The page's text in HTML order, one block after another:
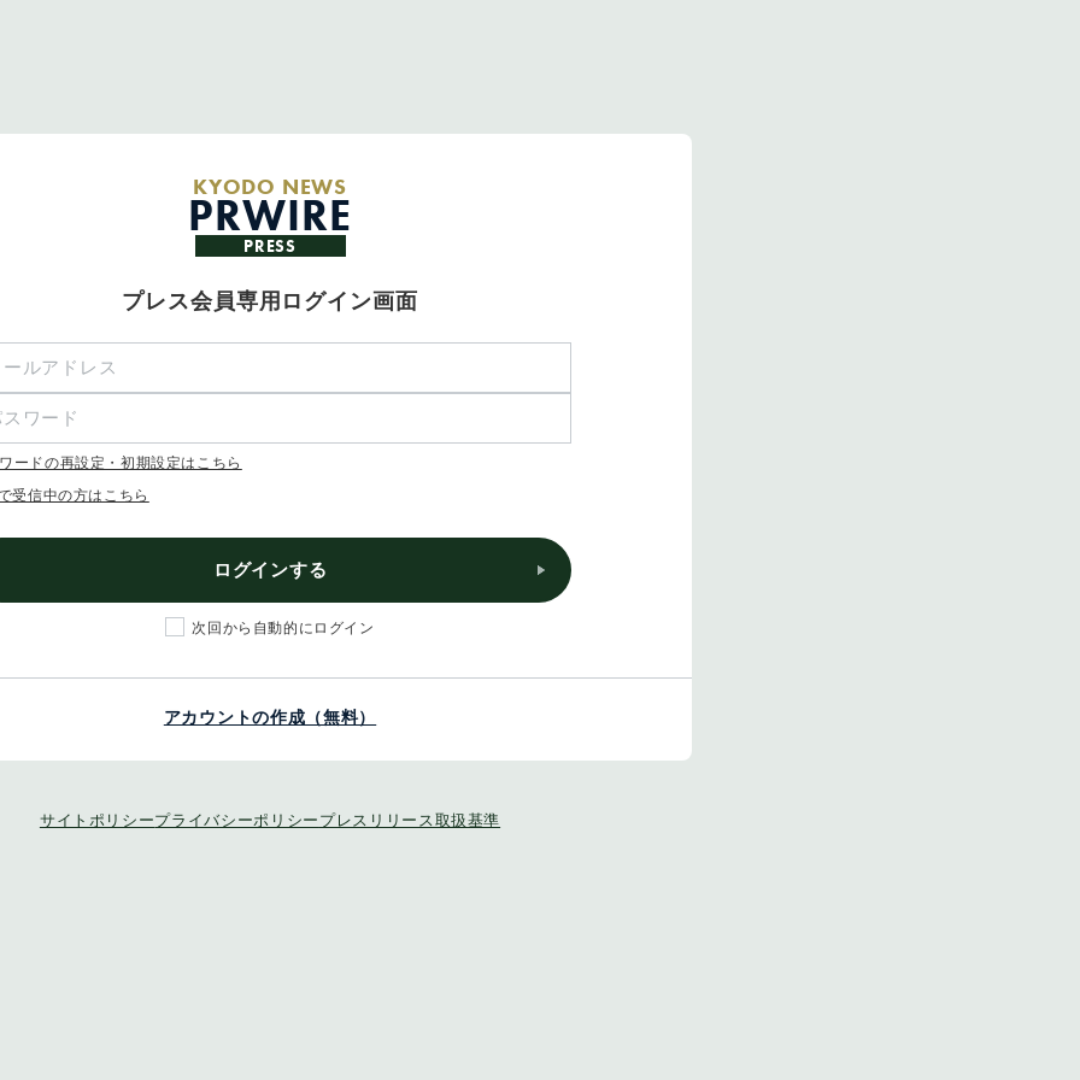
KYODO NEWS
PRWIRE
PRESS
プレス会員専用ログイン画面
ードの再設定・初期設定はこちら
受信中の方はこちら
ログインする
次回から自動的にログイン
アカウントの作成（無料）
サイトポリシープライバシーポリシー プレスリリース取扱基準